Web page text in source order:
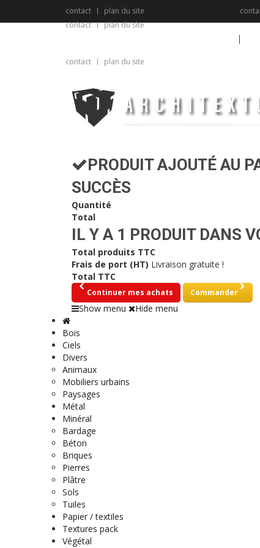
contact plan du site
contact
plan du site
contact plan du site
PRODUIT AJOUTÉ AU
SUCCÈS
Quantité
Total
IL Y A 1 PRODUIT DANS
Total produits TTC
Frais de port (HT) Livraison gratuite !
Total TTC
Continuer mes achats Commander
Show menu Hide menu
Bois
Ciels
Divers
Animaux
Mobiliers urbains
Paysages
Métal
Minéral
Bardage
Béton
Briques
Pierres
Plâtre
Sols
Tuiles
Papier / textiles
Textures pack
Végétal